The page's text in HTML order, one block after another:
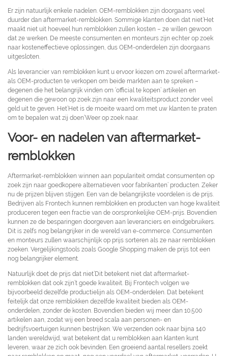
Er zijn natuurlijk enkele nadelen. OEM-remblokken zijn doorgaans veel
duurder dan aftermarket-remblokken. Sommige klanten doen dat niet’Het
maakt niet uit hoeveel hun remblokken zullen kosten – ze willen gewoon
dat ze werken. De meeste consumenten en monteurs zijn echter op zoek
naar kosteneffectieve oplossingen, dus OEM-onderdelen zijn doorgaans
uitgesloten.
Als leverancier van remblokken kunt u ervoor kiezen om zowel aftermarket-
als OEM-producten te verkopen om beide markten aan te spreken –
degenen die het belangrijk vinden om ‘official te kopen’ artikelen en
degenen die gewoon op zoek zijn naar een kwaliteitsproduct zonder veel
geld uit te geven. Het’Het is de moeite waard om met uw klanten te praten
om te bepalen wat zij doen’Weer op zoek naar.
Voor- en nadelen van aftermarket-
remblokken
Aftermarket-remblokken winnen aan populariteit omdat consumenten op
zoek zijn naar goedkopere alternatieven voor fabrikanten’ producten. Zeker
nu de prijzen blijven stijgen. Een van de belangrijkste voordelen is de prijs.
Bedrijven als Frontech kunnen remblokken en producten van hoge kwaliteit
produceren tegen een fractie van de oorspronkelijke OEM-prijs. Bovendien
kunnen ze de besparingen doorgeven aan leveranciers en eindgebruikers.
Dit is zelfs nog belangrijker in de wereld van e-commerce. Consumenten
en monteurs zullen waarschijnlijk op prijs sorteren als ze naar remblokken
zoeken. Vergelijkingstools zoals Google Shopping maken de prijs tot een
nog belangrijker element.
Natuurlijk doet de prijs dat niet’Dit betekent niet dat aftermarket-
remblokken dat ook zijn’t goede kwaliteit. Bij Frontech volgen we
bijvoorbeeld dezelfde productielijn als OEM-onderdelen. Dat betekent
feitelijk dat onze remblokken dezelfde kwaliteit bieden als OEM-
onderdelen, zonder de kosten. Bovendien bieden wij meer dan 10.500
artikelen aan, zodat wij een breed scala aan personen- en
bedrijfsvoertuigen kunnen bestrijken. We verzenden ook naar bijna 140
landen wereldwijd, wat betekent dat u remblokken aan klanten kunt
leveren, waar ze zich ook bevinden. Een groeiend aantal resellers zoekt